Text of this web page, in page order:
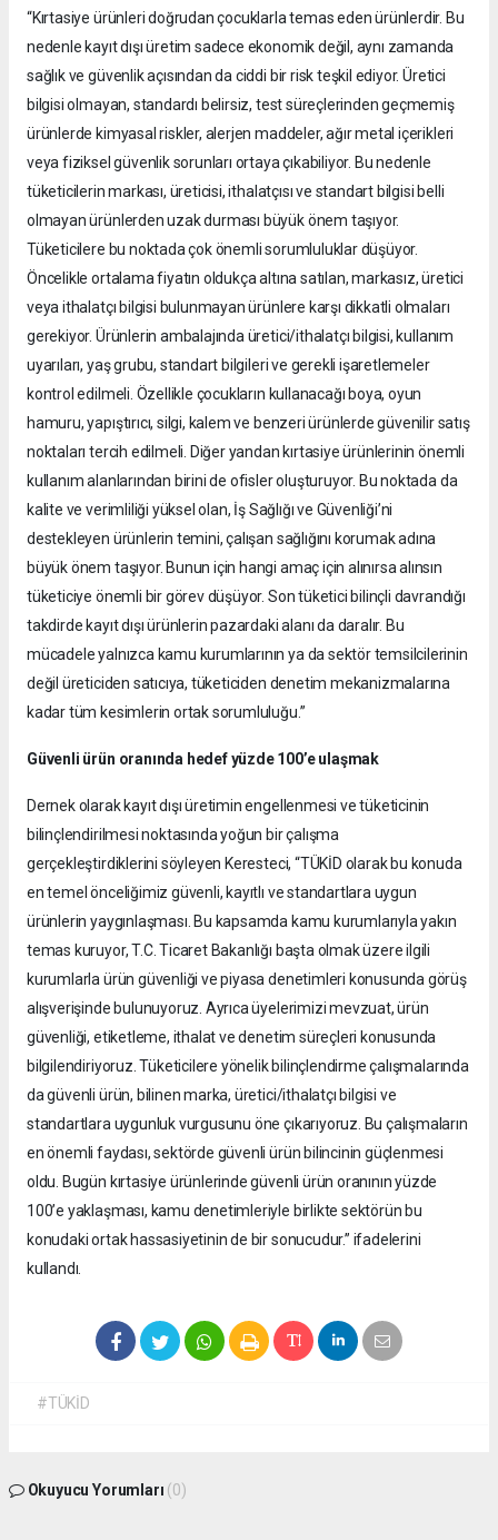
“Kırtasiye ürünleri doğrudan çocuklarla temas eden ürünlerdir. Bu
nedenle kayıt dışı üretim sadece ekonomik değil, aynı zamanda
sağlık ve güvenlik açısından da ciddi bir risk teşkil ediyor. Üretici
bilgisi olmayan, standardı belirsiz, test süreçlerinden geçmemiş
ürünlerde kimyasal riskler, alerjen maddeler, ağır metal içerikleri
veya fiziksel güvenlik sorunları ortaya çıkabiliyor. Bu nedenle
tüketicilerin markası, üreticisi, ithalatçısı ve standart bilgisi belli
olmayan ürünlerden uzak durması büyük önem taşıyor.
Tüketicilere bu noktada çok önemli sorumluluklar düşüyor.
Öncelikle ortalama fiyatın oldukça altına satılan, markasız, üretici
veya ithalatçı bilgisi bulunmayan ürünlere karşı dikkatli olmaları
gerekiyor. Ürünlerin ambalajında üretici/ithalatçı bilgisi, kullanım
uyarıları, yaş grubu, standart bilgileri ve gerekli işaretlemeler
kontrol edilmeli. Özellikle çocukların kullanacağı boya, oyun
hamuru, yapıştırıcı, silgi, kalem ve benzeri ürünlerde güvenilir satış
noktaları tercih edilmeli. Diğer yandan kırtasiye ürünlerinin önemli
kullanım alanlarından birini de ofisler oluşturuyor. Bu noktada da
kalite ve verimliliği yüksel olan, İş Sağlığı ve Güvenliği’ni
destekleyen ürünlerin temini, çalışan sağlığını korumak adına
büyük önem taşıyor. Bunun için hangi amaç için alınırsa alınsın
tüketiciye önemli bir görev düşüyor. Son tüketici bilinçli davrandığı
takdirde kayıt dışı ürünlerin pazardaki alanı da daralır. Bu
mücadele yalnızca kamu kurumlarının ya da sektör temsilcilerinin
değil üreticiden satıcıya, tüketiciden denetim mekanizmalarına
kadar tüm kesimlerin ortak sorumluluğu.”
Güvenli ürün oranında hedef yüzde 100’e ulaşmak
Dernek olarak kayıt dışı üretimin engellenmesi ve tüketicinin
bilinçlendirilmesi noktasında yoğun bir çalışma
gerçekleştirdiklerini söyleyen Keresteci, “TÜKİD olarak bu konuda
en temel önceliğimiz güvenli, kayıtlı ve standartlara uygun
ürünlerin yaygınlaşması. Bu kapsamda kamu kurumlarıyla yakın
temas kuruyor, T.C. Ticaret Bakanlığı başta olmak üzere ilgili
kurumlarla ürün güvenliği ve piyasa denetimleri konusunda görüş
alışverişinde bulunuyoruz. Ayrıca üyelerimizi mevzuat, ürün
güvenliği, etiketleme, ithalat ve denetim süreçleri konusunda
bilgilendiriyoruz. Tüketicilere yönelik bilinçlendirme çalışmalarında
da güvenli ürün, bilinen marka, üretici/ithalatçı bilgisi ve
standartlara uygunluk vurgusunu öne çıkarıyoruz. Bu çalışmaların
en önemli faydası, sektörde güvenli ürün bilincinin güçlenmesi
oldu. Bugün kırtasiye ürünlerinde güvenli ürün oranının yüzde
100’e yaklaşması, kamu denetimleriyle birlikte sektörün bu
konudaki ortak hassasiyetinin de bir sonucudur.” ifadelerini
kullandı.
#TÜKİD
Okuyucu Yorumları (0)